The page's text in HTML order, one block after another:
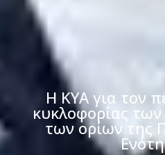
Η ΚΥΑ για τον
κυκλοφορίας
των ορίων της